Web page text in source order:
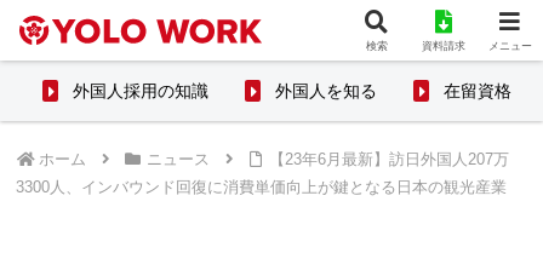
外国人採用の知識 外国人を知る 在留資格
ホーム ニュース
【23年6月最新】訪日外国人207万
3300人、インバウンド回復に消費単価向上が鍵となる日本の観光産業
検索 資料請求 メニュー